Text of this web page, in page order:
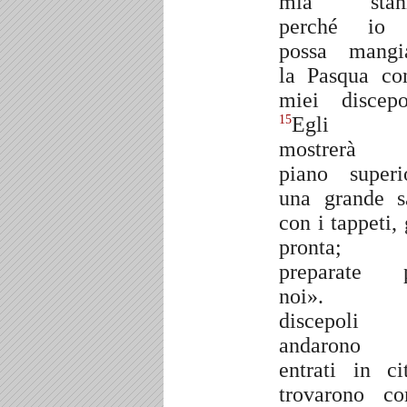
perché io
possa
la Pasqua
miei
15Egli
mostrerà
piano
una grande
con i tappeti,
pronta;
preparate
discepoli
andarono
entrati in
trovarono